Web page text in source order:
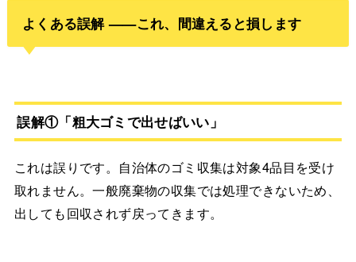
よくある誤解 ——これ、間違えると損します
誤解①「粗大ゴミで出せばいい」
これは誤りです。自治体のゴミ収集は対象4品目を受け
取れません。一般廃棄物の収集では処理できないため、
出しても回収されず戻ってきます。